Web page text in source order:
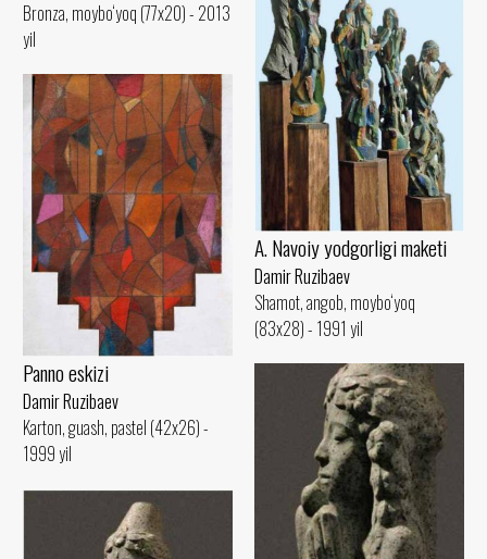
Bronza, moybo‘yoq (77x20) - 2013
yil
A. Navoiy yodgorligi maketi
Damir Ruzibaev
Shamot, angob, moybo‘yoq
(83x28) - 1991 yil
Panno eskizi
Damir Ruzibaev
Karton, guash, pastel (42x26) -
1999 yil